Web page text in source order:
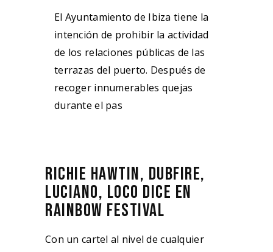
El Ayuntamiento de Ibiza tiene la
intención de prohibir la actividad
de los relaciones públicas de las
terrazas del puerto. Después de
recoger innumerables quejas
durante el pas
RICHIE HAWTIN, DUBFIRE,
LUCIANO, LOCO DICE EN
RAINBOW FESTIVAL
Con un cartel al nivel de cualquier